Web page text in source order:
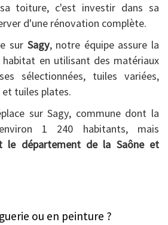
toiture, c'est investir dans sa
d'une rénovation complète.
sur Sagy, notre équipe assure la
en utilisant des matériaux
sélectionnées, tuiles variées,
tuiles plates.
sur Sagy, commune dont la
1 240 habitants, mais
le département de la Saône et
ou en peinture ?